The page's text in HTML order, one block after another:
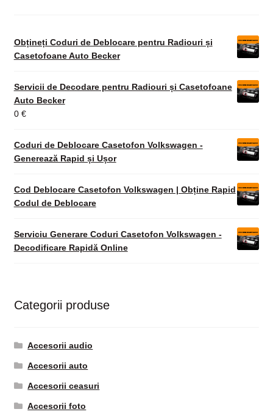
Obțineți Coduri de Deblocare pentru Radiouri și
Casetofoane Auto Becker
Servicii de Decodare pentru Radiouri și Casetofoane
Auto Becker
0 €
Coduri de Deblocare Casetofon Volkswagen -
Generează Rapid și Ușor
Cod Deblocare Casetofon Volkswagen | Obține Rapid
Codul de Deblocare
Serviciu Generare Coduri Casetofon Volkswagen -
Decodificare Rapidă Online
Categorii produse
Accesorii audio
Accesorii auto
Accesorii ceasuri
Accesorii foto